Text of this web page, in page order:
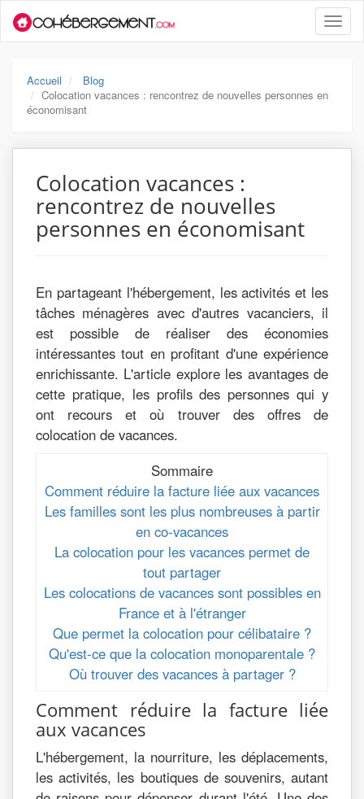
Toggle
Accueil
Blog
Colocation vacances : rencontrez de nouvelles personnes en
économisant
Colocation vacances :
rencontrez de nouvelles
personnes en économisant
En partageant l'hébergement, les activités et les
tâches ménagères avec d'autres vacanciers, il
est possible de réaliser des économies
intéressantes tout en profitant d'une expérience
enrichissante. L'article explore les avantages de
cette pratique, les profils des personnes qui y
ont recours et où trouver des offres de
colocation de vacances.
Sommaire
Comment réduire la facture liée aux vacances
Les familles sont les plus nombreuses à partir
en co-vacances
La colocation pour les vacances permet de
tout partager
Les colocations de vacances sont possibles en
France et à l'étranger
Que permet la colocation pour célibataire ?
Qu'est-ce que la colocation monoparentale ?
Où trouver des vacances à partager ?
Comment réduire la facture liée
aux vacances
L'hébergement, la nourriture, les déplacements,
les activités, les boutiques de souvenirs, autant